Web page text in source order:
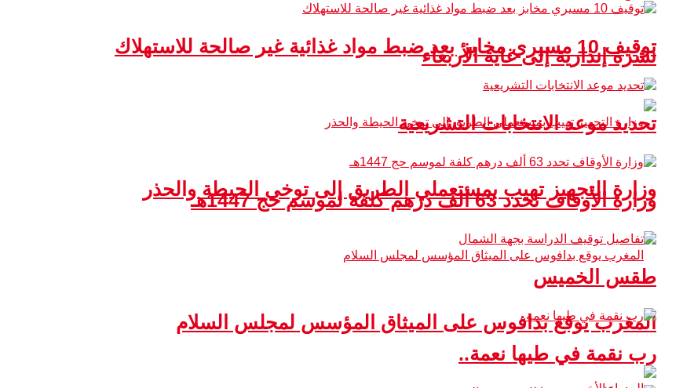
نشرة إنذارية إلى غاية الأربعاء
وزارة التجهيز تهيب بمستعملي الطريق إلى توخي الحيطة والحذر
المغرب يوقع بدافوس على الميثاق المؤسس لمجلس السلام
توقيف 10 مسيري مخابز بعد ضبط مواد غذائية غير صالحة للاستهلاك
تحديد موعد الانتخابات التشريعية
وزارة الأوقاف تحدد 63 ألف درهم كلفة لموسم حج 1447هـ
طقس الخميس
رب نقمة في طيها نعمة..